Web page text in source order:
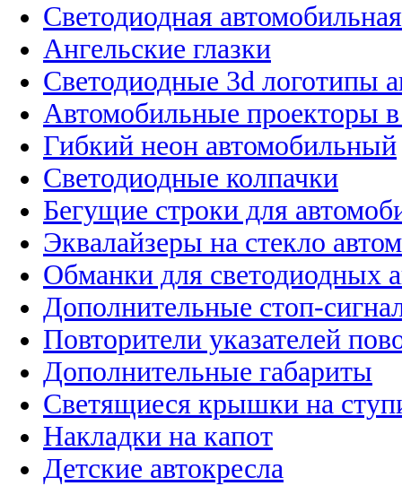
Светодиодная
Ангельские глазки
Светодиодные 3d логотипы
Автомобильные проекторы
Гибкий неон автомобильный
Светодиодные колпачки
Бегущие строки для
Эквалайзеры на стекло
Обманки для светодиодных
Дополнительные стоп-
Повторители указателей
Дополнительные габариты
Светящиеся крышки на
Накладки на капот
Детские автокресла